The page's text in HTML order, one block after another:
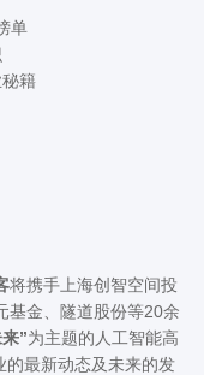
单
籍
将携手上海创智空间投
基金、隧道股份等20余
”为主题的人工智能高
最新动态及未来的发